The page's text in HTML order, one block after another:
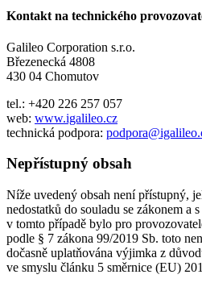
Kontakt na technického
Galileo Corporation s.r.o.
Březenecká 4808
430 04 Chomutov
tel.: +420 226 257 057
web: www.igalileo.cz
technická podpora:
Nepřístupný obsah
Níže uvedený obsah není přístupný,
nedostatků do souladu se zákonem a
v tomto případě bylo pro
podle § 7 zákona 99/2019 Sb. toto
dočasně uplatňována výjimka z
ve smyslu článku 5 směrnice (EU)